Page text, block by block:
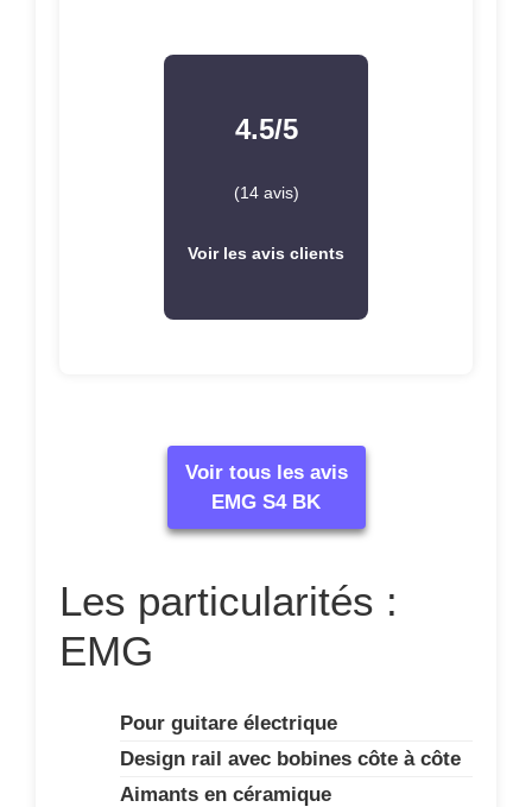
4.5/5
(14 avis)
Voir les avis clients
Voir tous les avis
EMG S4 BK
Les particularités :
EMG
Pour guitare électrique
Design rail avec bobines côte à côte
Aimants en céramique